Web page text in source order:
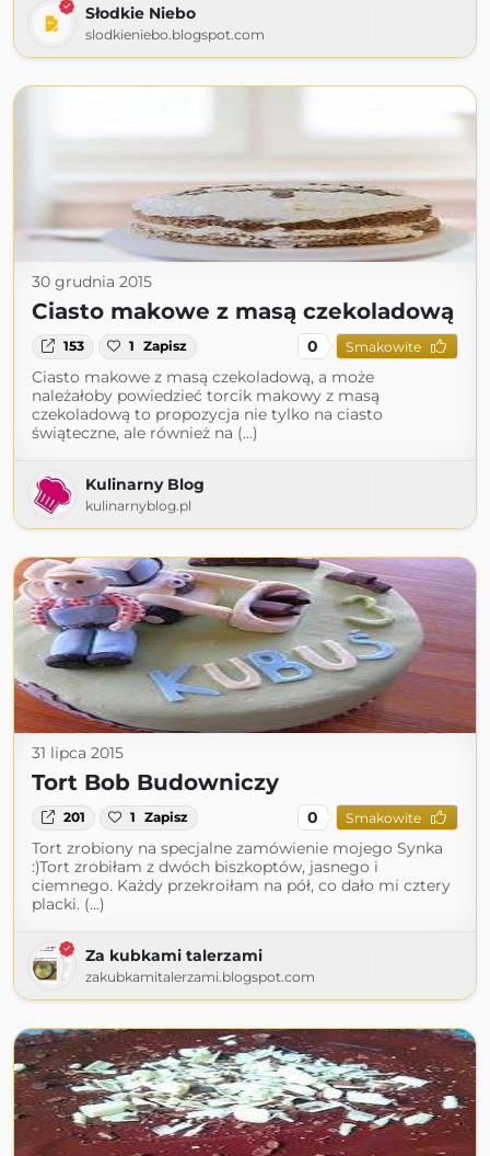
Słodkie Niebo
slodkieniebo.blogspot.com
30 grudnia 2015
Ciasto makowe z masą czekoladową
153 1 Zapisz 0 Smakowite
Ciasto makowe z masą czekoladową, a może
należałoby powiedzieć torcik makowy z masą
czekoladową to propozycja nie tylko na ciasto
świąteczne, ale również na (...)
Kulinarny Blog
kulinarnyblog.pl
31 lipca 2015
Tort Bob Budowniczy
201 1 Zapisz 0 Smakowite
Tort zrobiony na specjalne zamówienie mojego Synka
:)Tort zrobiłam z dwóch biszkoptów, jasnego i
ciemnego. Każdy przekroiłam na pół, co dało mi cztery
placki. (...)
Za kubkami talerzami
zakubkamitalerzami.blogspot.com